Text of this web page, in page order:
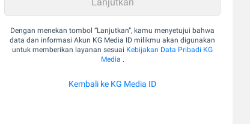
Dengan menekan tombol “Lanjutkan”, kamu menyetujui bahwa
data dan informasi Akun KG Media ID milikmu akan digunakan
untuk memberikan layanan sesuai Kebijakan Data Pribadi KG
Media .
Kembali ke KG Media ID